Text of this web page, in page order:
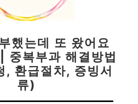
했는데 또 왔어요
중복부과 해결방법
, 환급절차, 증빙서
류)